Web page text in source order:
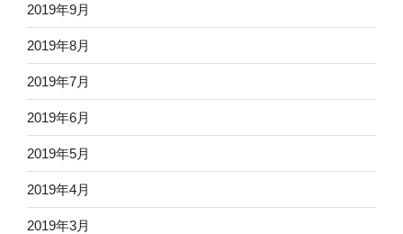
2019年9月
2019年8月
2019年7月
2019年6月
2019年5月
2019年4月
2019年3月